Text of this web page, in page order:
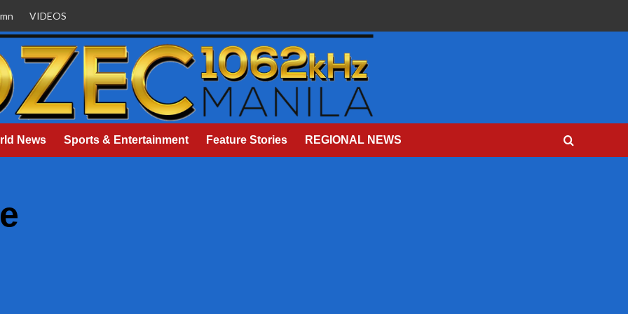
VIDEOS
News Sports & Entertainment Feature Stories REGIONAL NEWS